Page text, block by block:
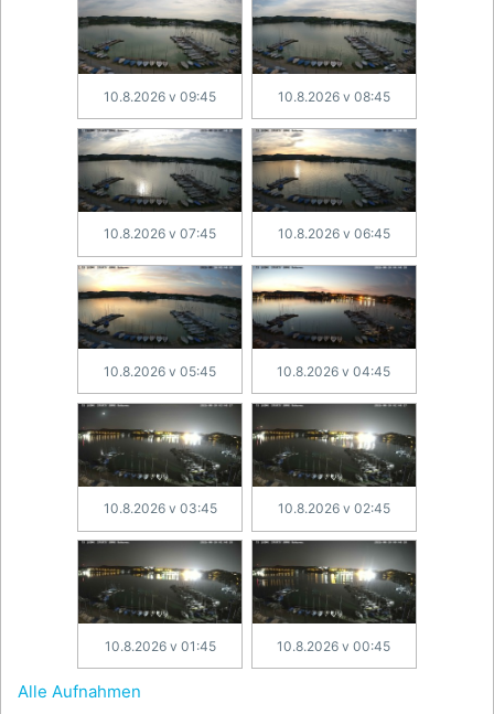
10.8.2026 v 09:45 10.8.2026 v 08:45
10.8.2026 v 07:45 10.8.2026 v 06:45
10.8.2026 v 05:45 10.8.2026 v 04:45
10.8.2026 v 03:45 10.8.2026 v 02:45
10.8.2026 v 01:45 10.8.2026 v 00:45
Alle Aufnahmen